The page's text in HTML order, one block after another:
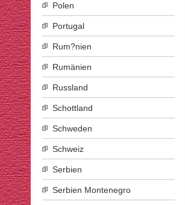
Polen
Portugal
Rum?nien
Rumänien
Russland
Schottland
Schweden
Schweiz
Serbien
Serbien Montenegro